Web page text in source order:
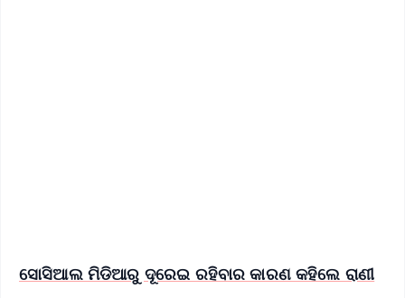
ସୋସିଆଲ ମିଡିଆରୁ ଦୂରେଇ ରହିବାର କାରଣ କହିଲେ ରାଣୀ